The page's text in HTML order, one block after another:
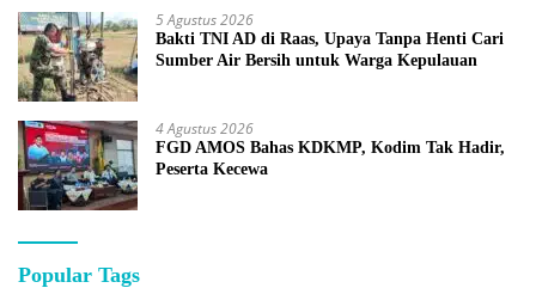
5 Agustus 2026
Bakti TNI AD di Raas, Upaya Tanpa Henti Cari
Sumber Air Bersih untuk Warga Kepulauan
4 Agustus 2026
FGD AMOS Bahas KDKMP, Kodim Tak Hadir,
Peserta Kecewa
Popular Tags